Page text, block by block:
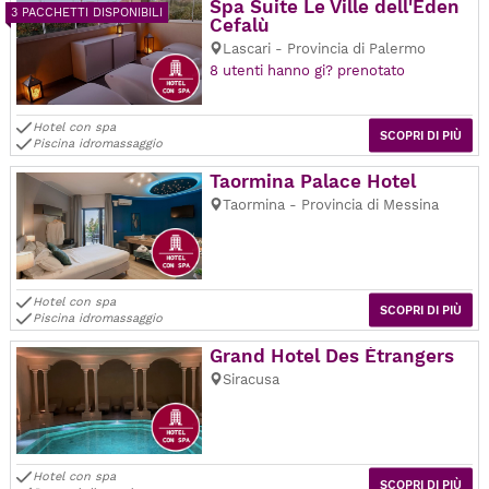
3 PACCHETTI DISPONIBILI
Spa Suite Le Ville dell'Eden
Cefalù
Lascari - Provincia di Palermo
8 utenti hanno gi? prenotato
SCOPRI DI PIÙ
Hotel con spa
Piscina idromassaggio
Taormina Palace Hotel
Taormina - Provincia di Messina
SCOPRI DI PIÙ
Hotel con spa
Piscina idromassaggio
Grand Hotel Des Étrangers
Siracusa
SCOPRI DI PIÙ
Hotel con spa